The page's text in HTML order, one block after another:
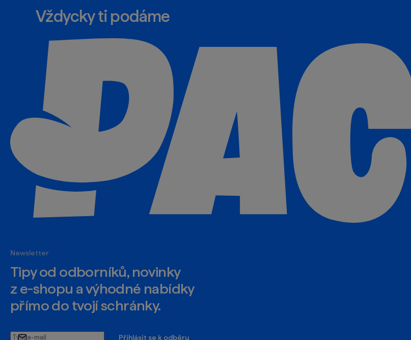
Vždycky ti podáme
Newsletter
Tipy od odborníků, novinky
z e‑shopu a výhodné nabídky
přímo do tvojí schránky.
Tvůj
Přihlásit se k odběru